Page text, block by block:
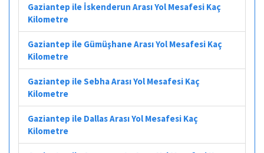
Gaziantep ile İskenderun Arası Yol Mesafesi Kaç
Kilometre
Gaziantep ile Gümüşhane Arası Yol Mesafesi Kaç
Kilometre
Gaziantep ile Sebha Arası Yol Mesafesi Kaç
Kilometre
Gaziantep ile Dallas Arası Yol Mesafesi Kaç
Kilometre